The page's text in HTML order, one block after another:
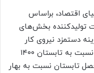
اقتصاد، براساس
تولیدکننده بخش‌‌‌های
دستمزد نیروی کار
شاغل در بازار ساخت‌وساز ۶/ ۲۸‌ درصد نسبت به تابستان ۱۴۰۰
تابستان نسبت به بهار